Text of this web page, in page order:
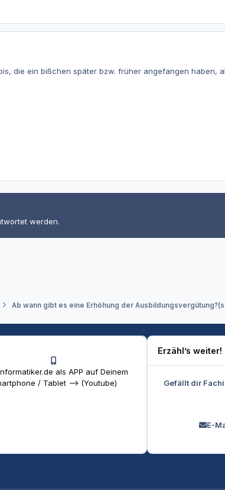
die ein bißchen später bzw. früher angefangen haben,
werden.
Ab wann gibt es eine Erhöhung der
als APP auf Deinem
/ Tablet --> (Youtube)
Erzähl’s weiter!
Gefällt dir
E-